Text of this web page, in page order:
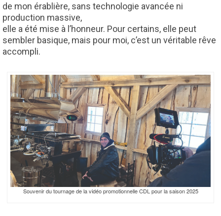
de mon érablière, sans technologie avancée ni
production massive,
elle a été mise à l’honneur. Pour certains, elle peut
sembler basique, mais pour moi, c’est un véritable rêve
accompli.
Souvenir du tournage de la vidéo promotionnelle CDL pour la saison 2025